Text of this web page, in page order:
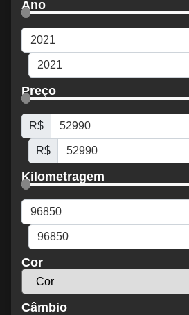
Ano
Preço
R$
R$
Kilometragem
Cor
Câmbio